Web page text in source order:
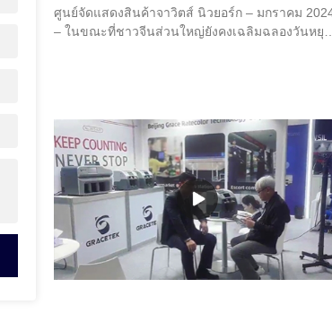
2024
ศูนย์จัดแสดงสินค้าจาวิตส์ นิวยอร์ก – มกราคม
– ในขณะที่ชาวจีนส่วนใหญ่ยังคงเฉลิมฉลองวันหยุดปี
ภายนอกจะหนาวจัด แต่บรรยากาศภายในห้องจัด
แสดงสินค้ากลับเต็มไปด้วยความคึกคัก